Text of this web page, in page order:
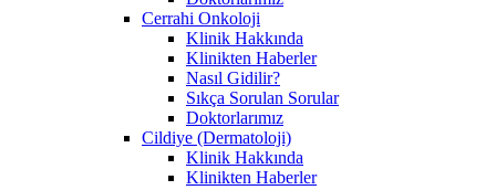
Cerrahi Onkoloji
Klinik Hakkında
Klinikten Haberler
Nasıl Gidilir?
Sıkça Sorulan Sorular
Doktorlarımız
Cildiye (Dermatoloji)
Klinik Hakkında
Klinikten Haberler